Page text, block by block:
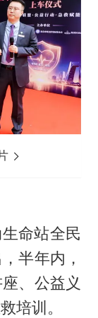
命站全民
半年内，
、公益义
培训。